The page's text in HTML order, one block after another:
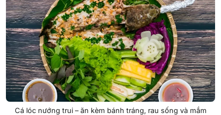
Cá lóc nướng trui – ăn kèm bánh tráng, rau sống và mắm